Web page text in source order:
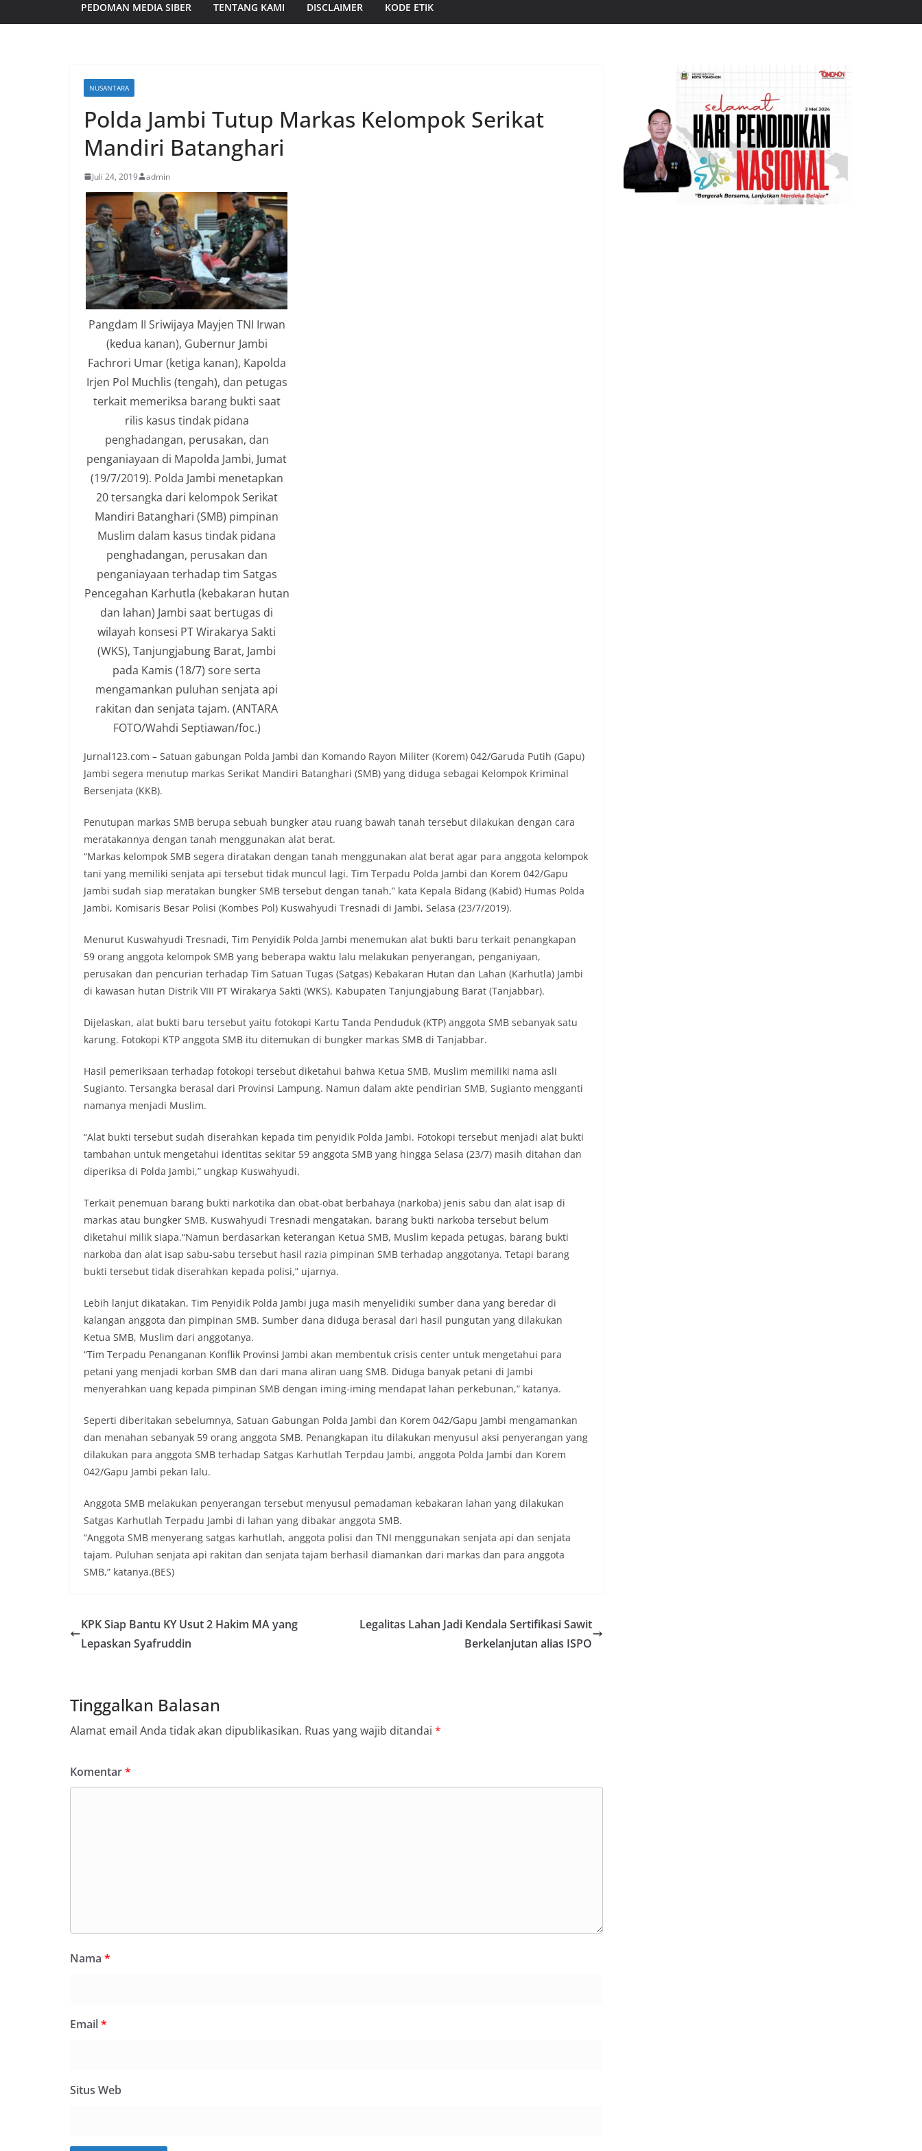
PEDOMAN MEDIA SIBER TENTANG KAMI DISCLAIMER KODE ETIK
NUSANTARA
Polda Jambi Tutup Markas Kelompok Serikat
Mandiri Batanghari
Juli 24, 2019 admin
Pangdam II Sriwijaya Mayjen TNI Irwan
(kedua kanan), Gubernur Jambi
Fachrori Umar (ketiga kanan), Kapolda
Irjen Pol Muchlis (tengah), dan petugas
terkait memeriksa barang bukti saat
rilis kasus tindak pidana
penghadangan, perusakan, dan
penganiayaan di Mapolda Jambi, Jumat
(19/7/2019). Polda Jambi menetapkan
20 tersangka dari kelompok Serikat
Mandiri Batanghari (SMB) pimpinan
Muslim dalam kasus tindak pidana
penghadangan, perusakan dan
penganiayaan terhadap tim Satgas
Pencegahan Karhutla (kebakaran hutan
dan lahan) Jambi saat bertugas di
wilayah konsesi PT Wirakarya Sakti
(WKS), Tanjungjabung Barat, Jambi
pada Kamis (18/7) sore serta
mengamankan puluhan senjata api
rakitan dan senjata tajam. (ANTARA
FOTO/Wahdi Septiawan/foc.)
Jurnal123.com – Satuan gabungan Polda Jambi dan Komando Rayon Militer (Korem) 042/Garuda Putih (Gapu)
Jambi segera menutup markas Serikat Mandiri Batanghari (SMB) yang diduga sebagai Kelompok Kriminal
Bersenjata (KKB).
Penutupan markas SMB berupa sebuah bungker atau ruang bawah tanah tersebut dilakukan dengan cara
meratakannya dengan tanah menggunakan alat berat.
“Markas kelompok SMB segera diratakan dengan tanah menggunakan alat berat agar para anggota kelompok
tani yang memiliki senjata api tersebut tidak muncul lagi. Tim Terpadu Polda Jambi dan Korem 042/Gapu
Jambi sudah siap meratakan bungker SMB tersebut dengan tanah,” kata Kepala Bidang (Kabid) Humas Polda
Jambi, Komisaris Besar Polisi (Kombes Pol) Kuswahyudi Tresnadi di Jambi, Selasa (23/7/2019).
Menurut Kuswahyudi Tresnadi, Tim Penyidik Polda Jambi menemukan alat bukti baru terkait penangkapan
59 orang anggota kelompok SMB yang beberapa waktu lalu melakukan penyerangan, penganiyaan,
perusakan dan pencurian terhadap Tim Satuan Tugas (Satgas) Kebakaran Hutan dan Lahan (Karhutla) Jambi
di kawasan hutan Distrik VIII PT Wirakarya Sakti (WKS), Kabupaten Tanjungjabung Barat (Tanjabbar).
Dijelaskan, alat bukti baru tersebut yaitu fotokopi Kartu Tanda Penduduk (KTP) anggota SMB sebanyak satu
karung. Fotokopi KTP anggota SMB itu ditemukan di bungker markas SMB di Tanjabbar.
Hasil pemeriksaan terhadap fotokopi tersebut diketahui bahwa Ketua SMB, Muslim memiliki nama asli
Sugianto. Tersangka berasal dari Provinsi Lampung. Namun dalam akte pendirian SMB, Sugianto mengganti
namanya menjadi Muslim.
“Alat bukti tersebut sudah diserahkan kepada tim penyidik Polda Jambi. Fotokopi tersebut menjadi alat bukti
tambahan untuk mengetahui identitas sekitar 59 anggota SMB yang hingga Selasa (23/7) masih ditahan dan
diperiksa di Polda Jambi,” ungkap Kuswahyudi.
Terkait penemuan barang bukti narkotika dan obat-obat berbahaya (narkoba) jenis sabu dan alat isap di
markas atau bungker SMB, Kuswahyudi Tresnadi mengatakan, barang bukti narkoba tersebut belum
diketahui milik siapa.“Namun berdasarkan keterangan Ketua SMB, Muslim kepada petugas, barang bukti
narkoba dan alat isap sabu-sabu tersebut hasil razia pimpinan SMB terhadap anggotanya. Tetapi barang
bukti tersebut tidak diserahkan kepada polisi,” ujarnya.
Lebih lanjut dikatakan, Tim Penyidik Polda Jambi juga masih menyelidiki sumber dana yang beredar di
kalangan anggota dan pimpinan SMB. Sumber dana diduga berasal dari hasil pungutan yang dilakukan
Ketua SMB, Muslim dari anggotanya.
“Tim Terpadu Penanganan Konflik Provinsi Jambi akan membentuk crisis center untuk mengetahui para
petani yang menjadi korban SMB dan dari mana aliran uang SMB. Diduga banyak petani di Jambi
menyerahkan uang kepada pimpinan SMB dengan iming-iming mendapat lahan perkebunan,” katanya.
Seperti diberitakan sebelumnya, Satuan Gabungan Polda Jambi dan Korem 042/Gapu Jambi mengamankan
dan menahan sebanyak 59 orang anggota SMB. Penangkapan itu dilakukan menyusul aksi penyerangan yang
dilakukan para anggota SMB terhadap Satgas Karhutlah Terpdau Jambi, anggota Polda Jambi dan Korem
042/Gapu Jambi pekan lalu.
Anggota SMB melakukan penyerangan tersebut menyusul pemadaman kebakaran lahan yang dilakukan
Satgas Karhutlah Terpadu Jambi di lahan yang dibakar anggota SMB.
“Anggota SMB menyerang satgas karhutlah, anggota polisi dan TNI menggunakan senjata api dan senjata
tajam. Puluhan senjata api rakitan dan senjata tajam berhasil diamankan dari markas dan para anggota
SMB,” katanya.(BES)
KPK Siap Bantu KY Usut 2 Hakim MA yang
Lepaskan Syafruddin
Legalitas Lahan Jadi Kendala Sertifikasi Sawit
Berkelanjutan alias ISPO
Tinggalkan Balasan
Alamat email Anda tidak akan dipublikasikan. Ruas yang wajib ditandai *
Komentar*
Nama *
Email*
Situs Web